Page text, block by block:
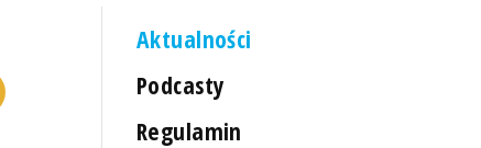
Aktualności
Podcasty
Regulamin